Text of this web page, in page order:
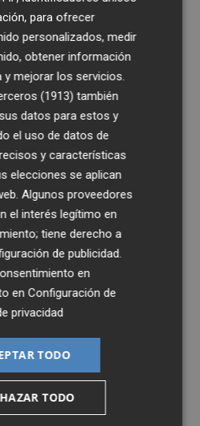
para ofrecer
personalizados, medir
obtener información
y mejorar los servicios.
(1913) también
datos para estos y
el uso de datos de
y características
elecciones se aplican
Algunos proveedores
el interés legítimo en
tiene derecho a
de publicidad.
en
enConfiguración de
privacidad
TODO
TODO